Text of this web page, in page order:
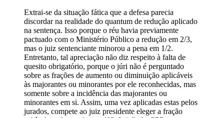
Extrai-se da situação fática que a defesa parecia
discordar na realidade do quantum de redução aplicado
na sentença. Isso porque o réu havia previamente
pactuado com o Ministério Público a redução em 2/3,
mas o juiz sentenciante minorou a pena em 1/2.
Entretanto, tal apreciação não diz respeito à falta de
quesito obrigatório, porque o júri não é perguntado
sobre as frações de aumento ou diminuição aplicáveis
às majorantes ou minorantes por ele reconhecidas, mas
somente sobre a incidência das majorantes ou
minorantes em si. Assim, uma vez aplicadas estas pelos
jurados, compete ao juiz presidente eleger a fração